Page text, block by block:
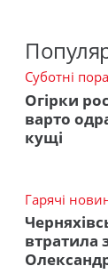
Суботні
Огірки
варто
кущі
Гарячі
втратила